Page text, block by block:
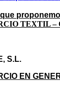
TEXTIL –
S.L.
EN